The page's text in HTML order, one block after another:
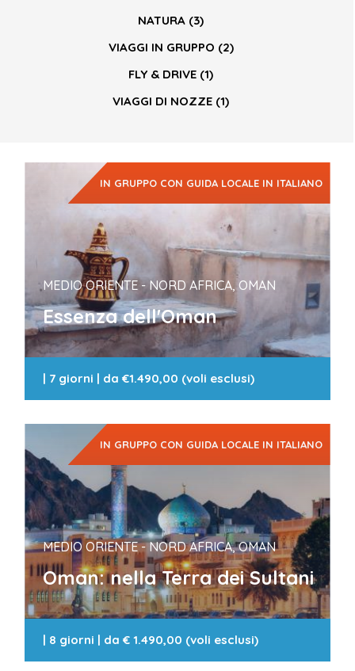
NATURA (3)
VIAGGI IN GRUPPO (2)
FLY & DRIVE (1)
VIAGGI DI NOZZE (1)
IN GRUPPO CON GUIDA LOCALE IN ITALIANO
MEDIO ORIENTE - NORD AFRICA, OMAN
Essenza dell'Oman
| 7 giorni | da€1.490,00 (voli esclusi)
IN GRUPPO CON GUIDA LOCALE IN ITALIANO
MEDIO ORIENTE - NORD AFRICA, OMAN
Oman: nella Terra dei Sultani
| 8 giorni | da€ 1.490,00 (voli esclusi)